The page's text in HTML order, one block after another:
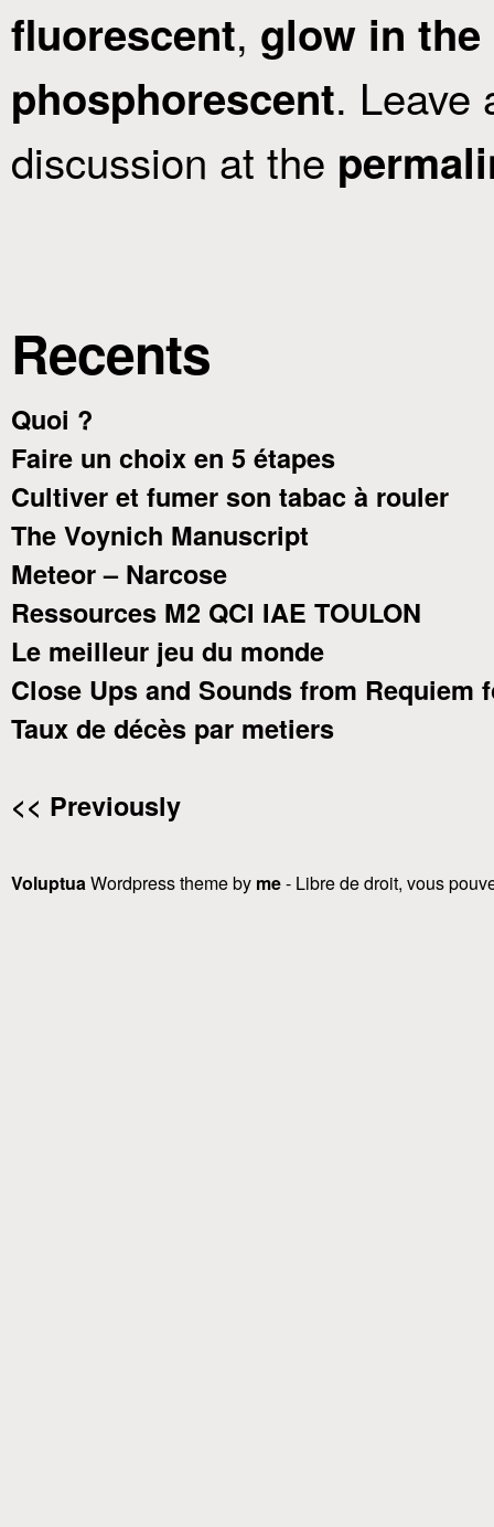
fluorescent, glow in the
phosphorescent. Leave
discussion at the
Recents
Quoi ?
Faire un choix en 5 étapes
Cultiver et fumer son tabac à rouler
The Voynich Manuscript
Meteor – Narcose
Ressources M2 QCI IAE TOULON
Le meilleur jeu du monde
Close Ups and Sounds from Requiem
Taux de décès par metiers
<< Previously
VoluptuaWordpress theme by me- Libre de droit, vous